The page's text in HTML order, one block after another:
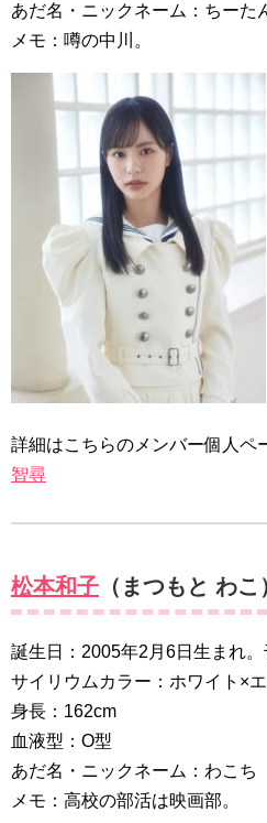
あだ名・ニックネーム：ちーた
メモ：噂の中川。
詳細はこちらのメンバー個人ペ
智尋
松本和子 （まつもと わこ
誕生日：2005年2月6日生まれ。
サイリウムカラー：ホワイト×
身長：162cm
血液型：O型
あだ名・ニックネーム：わこち
メモ：高校の部活は映画部。